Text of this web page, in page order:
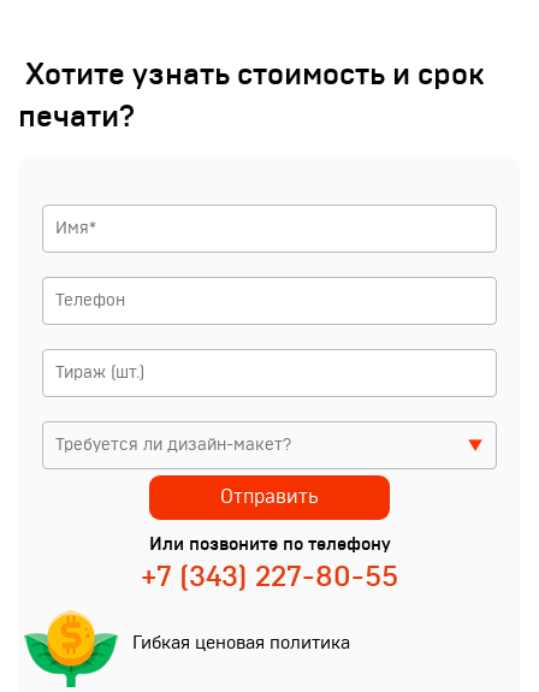
Хотите узнать стоимость и срок
печати?
Или позвоните по телефону
+7 (343) 227-80-55
Гибкая ценовая политика